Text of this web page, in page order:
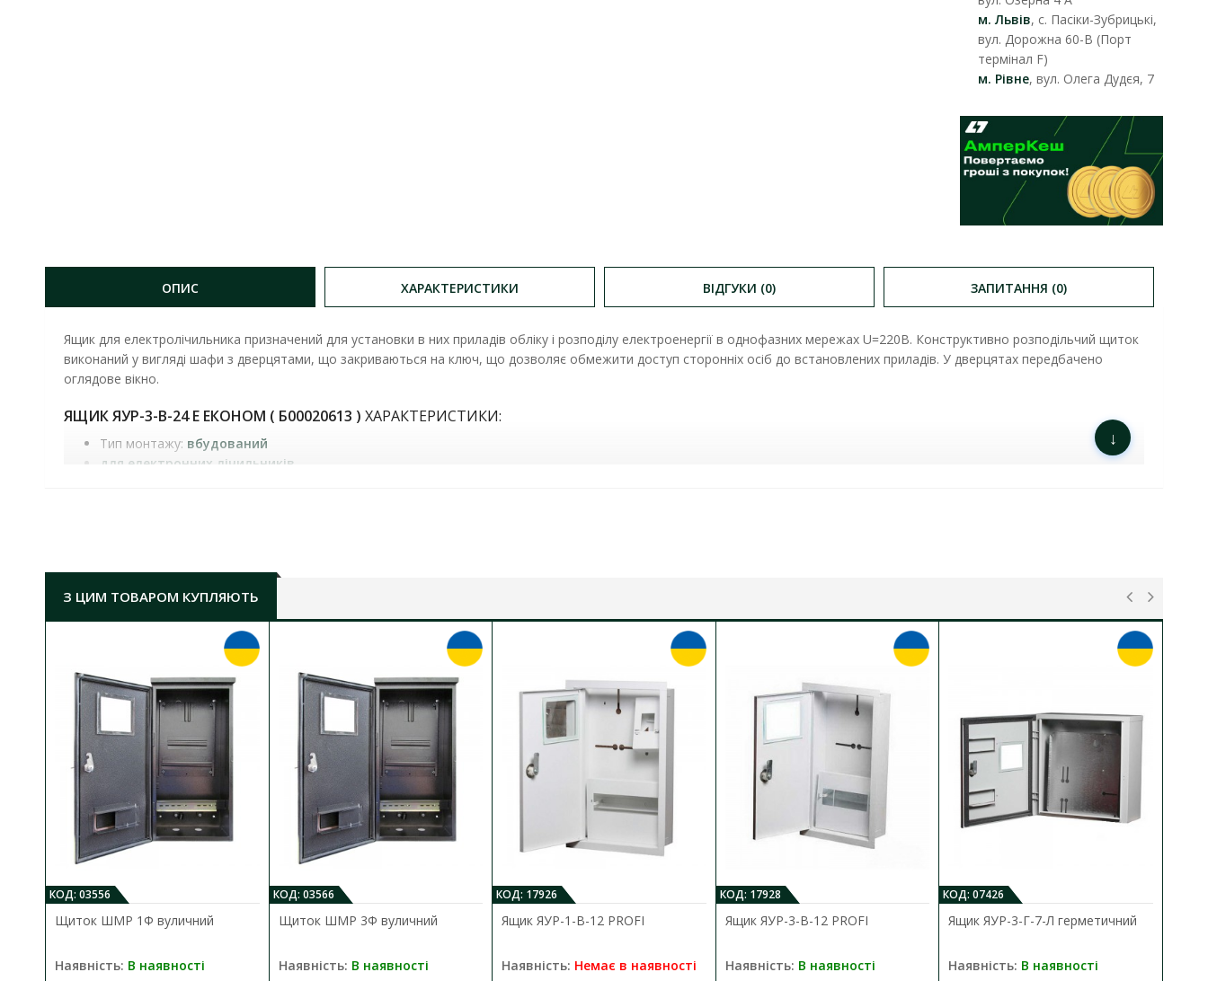
м. Львів, с. Пасіки-Зубрицькі,
вул. Дорожна 60-В (Порт
термінал F)
м. Рівне, вул. Олега Дудєя, 7
ОПИС ХАРАКТЕРИСТИКИ ВІДГУКИ (0) ЗАПИТАННЯ (0)
Ящик для електролічильника призначений для установки в них приладів обліку і розподілу електроенергії в однофазних мережах U=220В. Конструктивно розподільчий щиток
виконаний у вигляді шафи з дверцятами, що закриваються на ключ, що дозволяє обмежити доступ сторонніх осіб до встановлених приладів. У дверцятах передбачено
оглядове вікно.
ЯЩИК ЯУР-3-В-24 Е ЕКОНОМ ( Б00020613 ) ХАРАКТЕРИСТИКИ:
Тип монтажу: вбудований
для електронних лічильників
↓
З ЦИМ ТОВАРОМ КУПЛЯЮТЬ
КОД: 03556
Щиток ШМР 1Ф вуличний
Наявність: В наявності
КОД: 03566
Щиток ШМР 3Ф вуличний
Наявність: В наявності
КОД: 17926
Ящик ЯУР-1-В-12 PROFI
Наявність: Немає в наявності
КОД: 17928
Ящик ЯУР-3-В-12 PROFI
Наявність: В наявності
КОД: 07426
Ящик ЯУР-3-Г-7-Л герметичний
Наявність: В наявності